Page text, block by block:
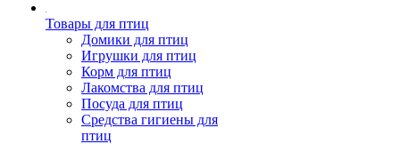
Товары для птиц
Домики для птиц
Игрушки для птиц
Корм для птиц
Лакомства для птиц
Посуда для птиц
Средства гигиены для
птиц